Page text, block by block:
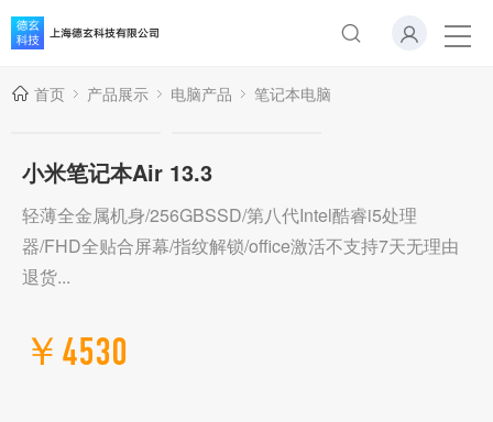
首页 产品展示 电脑产品 笔记本电脑
小米笔记本Air 13.3
轻薄全金属机身/256GBSSD/第八代Intel酷睿i5处理
器/FHD全贴合屏幕/指纹解锁/office激活不支持7天无理由
退货...
￥4530